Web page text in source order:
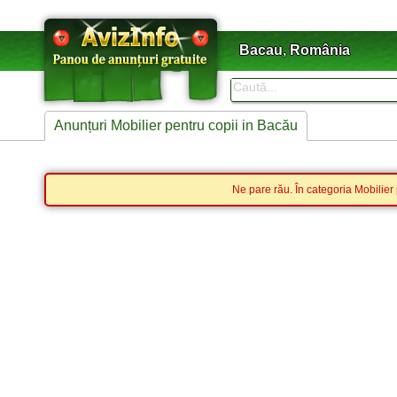
Bacau, România
Anunțuri Mobilier pentru copii in Bacău
Ne pare rău. În categoria